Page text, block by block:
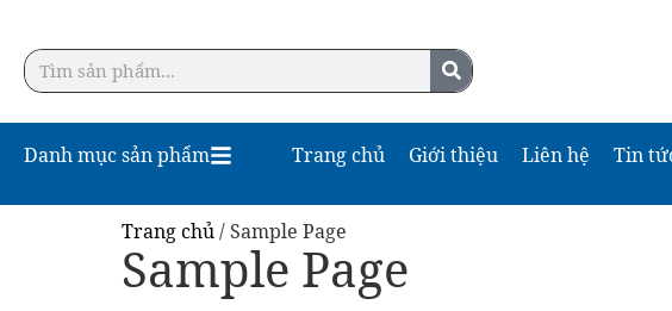
Danh mục sản phẩm Trang chủ Giới thiệu Liên hệ Tin
Trang chủ/ Sample Page
Sample Page